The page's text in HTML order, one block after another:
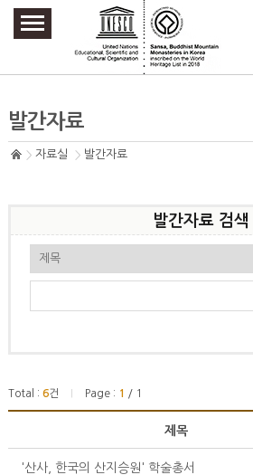
주요메뉴 바로가기
본문 바로가기
하단메뉴 바로가기
발간자료
자료실 발간자료
발간자료 검색
Total : 6건 Page : 1 / 1
제목
'산사, 한국의 산지승원' 학술총서